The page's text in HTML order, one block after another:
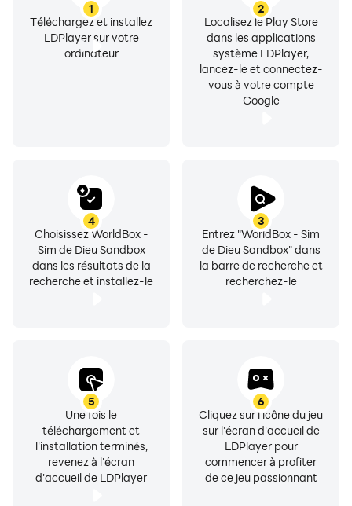
1
Téléchargez et installez
LDPlayer sur votre
ordinateur
2
Localisez le Play Store
dans les applications
système LDPlayer,
lancez-le et connectez-
vous à votre compte
Google
3
Entrez "WorldBox - Sim
de Dieu Sandbox" dans
la barre de recherche et
recherchez-le
4
Choisissez WorldBox -
Sim de Dieu Sandbox
dans les résultats de la
recherche et installez-le
5
Une fois le
téléchargement et
l'installation terminés,
revenez à l'écran
d'accueil de LDPlayer
6
Cliquez sur l'icône du jeu
sur l'écran d'accueil de
LDPlayer pour
commencer à profiter
de ce jeu passionnant